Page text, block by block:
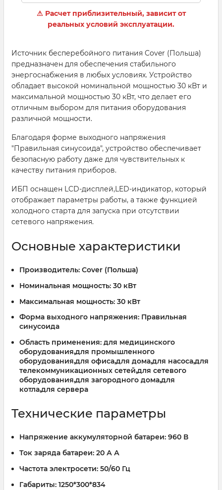
⚠ Расчет приблизительный, зависит от
реальных условий эксплуатации.
Источник бесперебойного питания Cover (Польша)
предназначен для обеспечения стабильного
энергоснабжения в любых условиях. Устройство
обладает высокой номинальной мощностью 30 кВт и
максимальной мощностью 30 кВт, что делает его
отличным выбором для питания оборудования
различной мощности.
Благодаря форме выходного напряжения
"Правильная синусоида", устройство обеспечивает
безопасную работу даже для чувствительных к
качеству питания приборов.
ИБП оснащен LCD-дисплей,LED-индикатор, который
отображает параметры работы, а также функцией
холодного старта для запуска при отсутствии
сетевого напряжения.
Основные характеристики
Производитель: Cover (Польша)
Номинальная мощность: 30 кВт
Максимальная мощность: 30 кВт
Форма выходного напряжения: Правильная
синусоида
Область применения: для медицинского
оборудования,для промышленного
оборудования,для офиса,для дома,для насоса,для
телекоммуникационных сетей,для сетевого
оборудования,для загородного дома,для
котла,для сервера
Технические параметры
Напряжение аккумуляторной батареи: 960 В
Ток заряда батареи: 20 А А
Частота электросети: 50/60 Гц
Габариты: 1250*300*834